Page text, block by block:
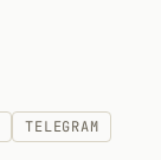
TELEGRAM